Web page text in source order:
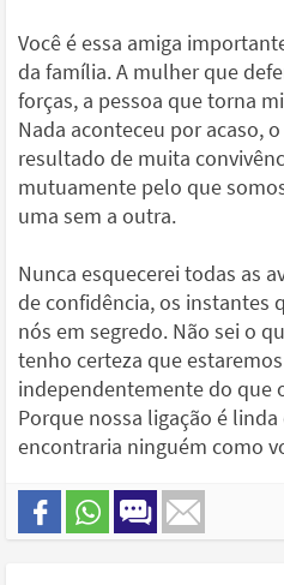
Você é essa amiga
da família. A mulher que
forças, a pessoa que torna
Nada aconteceu por acaso,
resultado de muita
mutuamente pelo que
uma sem a outra.
Nunca esquecerei todas as
de confidência, os instantes
nós em segredo. Não sei o
tenho certeza que
independentemente do que
Porque nossa ligação é
encontraria ninguém como